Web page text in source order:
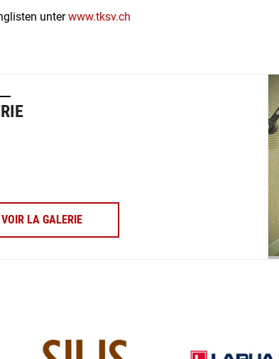
unterwww.tksv.ch
VOIR LA GALERIE